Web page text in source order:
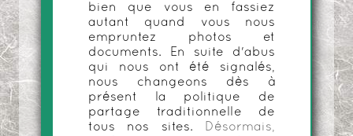
bien que vous en fassiez
autant quand vous nous
empruntez photos et
documents. En suite d'abus
qui nous ont été signalés,
nous changeons dès à
présent la politique de
partage traditionnelle de
tous nos sites.
Désormais,